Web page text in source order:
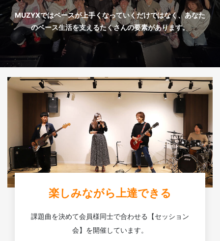
MUZYXではベースが上手くなっていくだけではなく、あなた
のベース生活を支えるたくさんの要素があります。
楽しみながら上達できる
課題曲を決めて会員様同士で合わせる【セッション
会】を開催しています。